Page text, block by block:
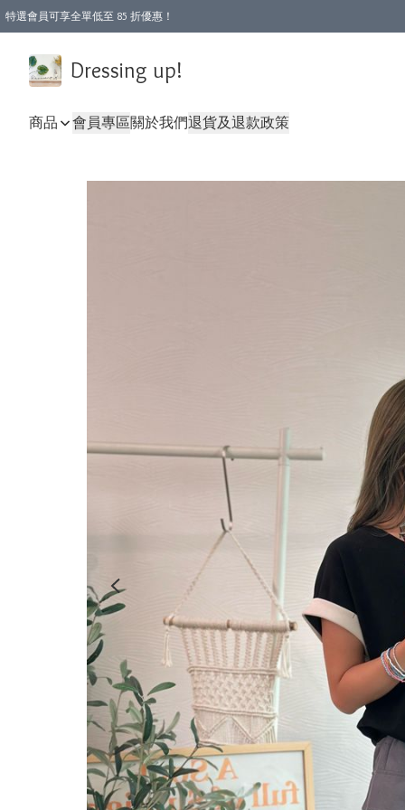
特選會員可享全單低至 85 折優惠！
Dressing up!
商品 會員專區關於我們退貨及退款政策